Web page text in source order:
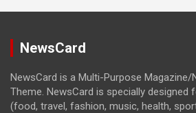
NewsCard
NewsCard is a Multi-Purpose Magazine/
Theme. NewsCard is specially designed
(food, travel, fashion, music, health,